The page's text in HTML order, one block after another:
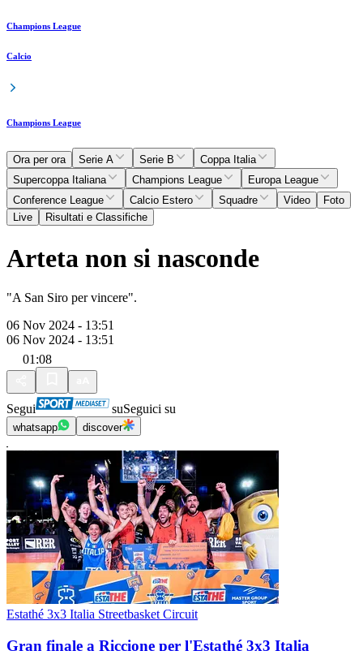
Champions League
Calcio
Champions League
Ora per ora Serie A Serie B
Coppa Italia
Supercoppa Italiana
Champions League
Europa League
Conference League
Calcio Estero Squadre Video
Foto
Live
Risultati e Classifiche
Arteta non si nasconde
"A San Siro per vincere".
06 Nov 2024 - 13:51
06 Nov 2024 - 13:51
01:08
Segui suSeguici su
whatsapp discover
Estathé 3x3 Italia Streetbasket Circuit
Gran finale a Riccione per l'Estathé 3x3 Italia